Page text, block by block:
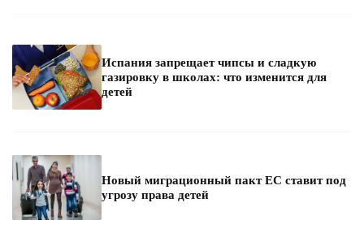
Испания запрещает чипсы и сладкую
газировку в школах: что изменится для
детей
Новый миграционный пакт ЕС ставит под
угрозу права детей